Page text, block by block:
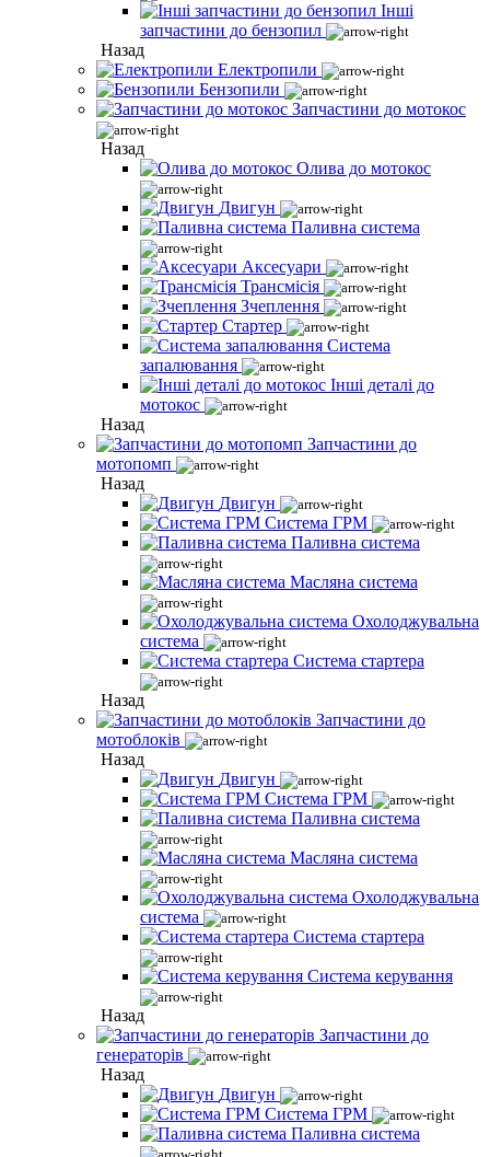
Інші
запчастини до бензопил
Назад
Електропили
Бензопили
Запчастини до мотокос
Назад
Олива до мотокос
Двигун
Паливна система
Аксесуари
Трансмісія
Зчеплення
Стартер
Система
запалювання
Інші деталі до
мотокос
Назад
Запчастини до
мотопомп
Назад
Двигун
Система ГРМ
Паливна система
Масляна система
Охолоджувальна
система
Система стартера
Назад
Запчастини до
мотоблоків
Назад
Двигун
Система ГРМ
Паливна система
Масляна система
Охолоджувальна
система
Система стартера
Система керування
Назад
Запчастини до
генераторів
Назад
Двигун
Система ГРМ
Паливна система